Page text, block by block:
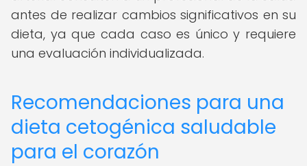
antes de realizar cambios significativos en su
dieta, ya que cada caso es único y requiere
una evaluación individualizada.
Recomendaciones para una
dieta cetogénica saludable
para el corazón